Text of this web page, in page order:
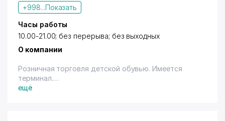
+998...Показать
Часы работы
10.00-21.00; без перерыва; без выходных
О компании
Розничная торговля детской обувью. Имеется
терминал.
ещё